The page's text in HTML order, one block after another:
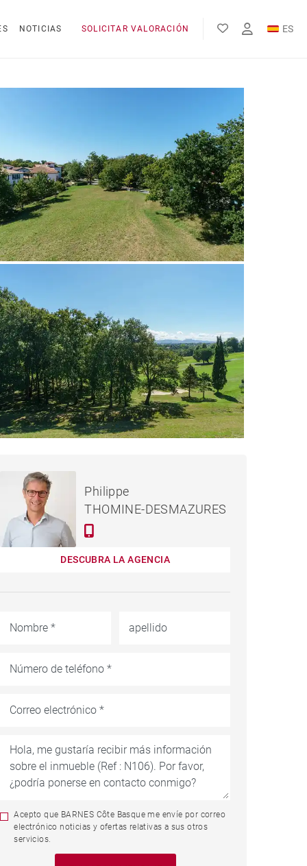
NOTICIAS SOLICITAR VALORACIÓN ES
EN
ARCANGUES - 125 M²
Philippe
THOMINE-DESMAZURES
DESCUBRA LA AGENCIA
Acepto que BARNES Côte Basque me envíe por correo
electrónico noticias y ofertas relativas a sus otros
servicios.